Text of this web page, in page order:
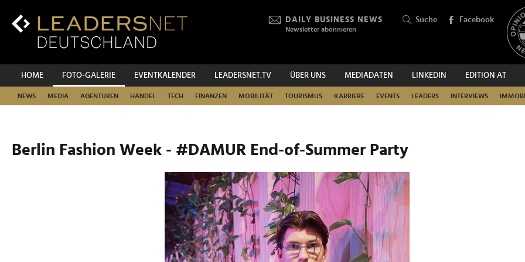
Inhalt
Hauptnavigation
DAILY BUSINESS NEWS
Newsletter abonnieren
Suche Facebook
HOME FOTO-GALERIE EVENTKALENDER LEADERSNET.TV ÜBER UNS MEDIADATEN LINKEDIN EDITION AT
NEWS MEDIA AGENTUREN HANDEL TECH FINANZEN MOBILITÄT TOURISMUS KARRIERE EVENTS LEADERS INTERVIEWS
SUCHEN
Berlin Fashion Week - #DAMUR End-of-Summer Party